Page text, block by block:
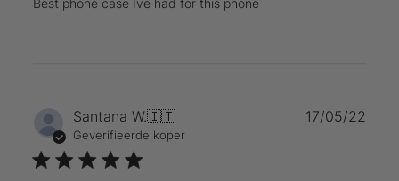
Best phone case Ive had for this phone
Santana W.🇮🇹
Geverifieerde koper
17/05/22